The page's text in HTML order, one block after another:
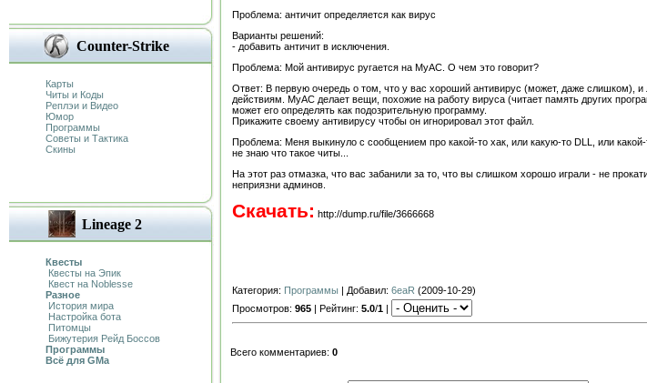
Counter-Strike
Карты
Читы и Коды
Реплэи и Видео
Юмор
Программы
Советы и Тактика
Скины
Lineage 2
Квесты
Квесты на Эпик
Квест на Noblesse
Разное
История мира
Настройка бота
Питомцы
Бижутерия Рейд Боссов
Программы
Всё для GMa
Проблема: античит определяется как вирус
Варианты решений:
- добавить античит в исключения.
Проблема: Мой антивирус ругается на MyAC. О чем это говорит?
Ответ: В первую очередь о том, что у вас хороший антивирус (может, даже слишком),
действиям. MyAC делает вещи, похожие на работу вируса (читает память других
может его определять как подозрительную программу.
Прикажите своему антивирусу чтобы он игнорировал этот файл.
Проблема: Меня выкинуло с сообщением про какой-то хак, или какую-то DLL, или
не знаю что такое читы...
На этот раз отмазка, что вас забанили за то, что вы слишком хорошо играли - не
неприязни админов.
Скачать: http://dump.ru/file/3666668
Категория: Программы | Добавил: 6eaR (2009-10-29)
Просмотров: 965 | Рейтинг: 5.0/1 |
Всего комментариев: 0